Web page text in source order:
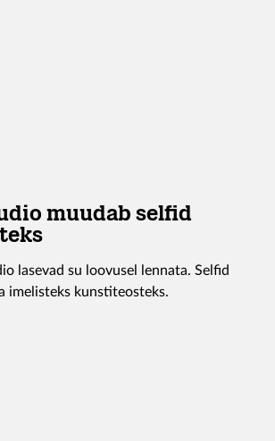
muudab selfid
lasevad su loovusel lennata. Selfid
imelisteks kunstiteosteks.